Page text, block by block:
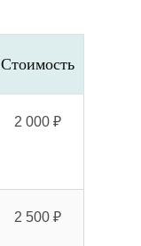
Стоимость
2 000 ₽
2 500 ₽